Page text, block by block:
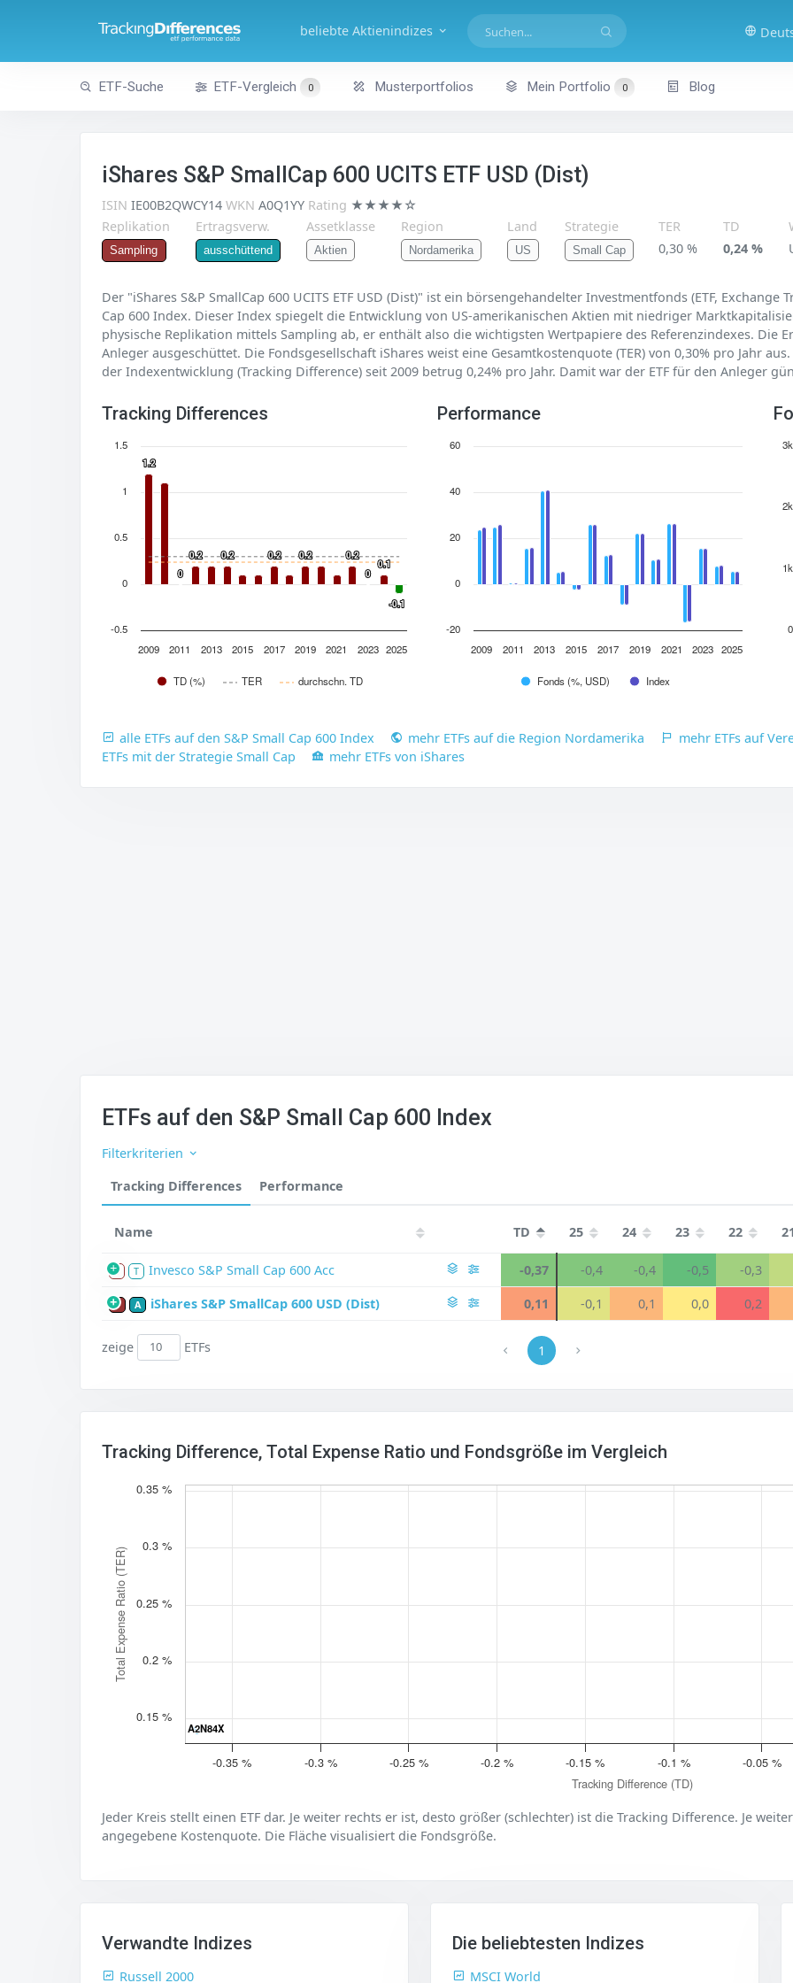
beliebte Aktienindizes
ETF-Suche ETF-Vergleich 0 Musterportfolios Mein Portfolio 0 Blog
iShares S&P SmallCap 600 UCITS ETF USD (Dist)
ISIN IE00B2QWCY14 WKN A0Q1YY Rating ★★★★☆
Replikation
Sampling
Ertragsverw.
ausschüttend
Assetklasse
Aktien
Region
Nordamerika
Land
US
Strategie
Small Cap
TER
0,30 %
TD
0,24 %
Der "iShares S&P SmallCap 600 UCITS ETF USD (Dist)" ist ein börsengehandelter Investmentfonds (ETF, Exchange
Cap 600 Index. Dieser Index spiegelt die Entwicklung von US-amerikanischen Aktien mit niedriger
physische Replikation mittels Sampling ab, er enthält also die wichtigsten Wertpapiere des Referenzindexes. Die
Anleger ausgeschüttet. Die Fondsgesellschaft iShares weist eine Gesamtkostenquote (TER) von 0,30% pro Jahr
der Indexentwicklung (Tracking Difference) seit 2009 betrug 0,24% pro Jahr. Damit war der ETF für den Anleger
Tracking Differences
1.2
1.2
0
0
0.2
0.2 0.2
0.2 0.2
0.2 0.2
0.2 0.2
0.2
0
0
0.1
0.1
-0.1
-0.1
TD (%) TER durchschn. TD
2009 2011 2013 2015 2017 2019 2021 2023 2025
-0.5
0
0.5
1
1.5
Performance
Fonds (%, USD) Index
2009 2011 2013 2015 2017 2019 2021 2023 2025
-20
0
20
40
60
0
1k
2k
3k
alle ETFs auf den S&P Small Cap 600 Index mehr ETFs auf die Region Nordamerika mehr ETFs auf
ETFs mit der Strategie Small Cap
mehr ETFs von iShares
ETFs auf den S&P Small Cap 600 Index
Filterkriterien
Tracking Differences
Performance
Name TD 25 24 23 22 21
S T Invesco S&P Small Cap 600 Acc -0,37 -0,4 -0,4 -0,5 -0,3
P A iShares S&P SmallCap 600 USD (Dist) 0,11 -0,1 0,1 0,0 0,2
1
zeige ETFs
Tracking Difference, Total Expense Ratio und Fondsgröße im Vergleich
Tracking Difference (TD)
Total Expense Ratio (TER)
A2N84X
A2N84X
-0.35 % -0.3 % -0.25 % -0.2 % -0.15 % -0.1 % -0.05 %
0.15 %
0.2 %
0.25 %
0.3 %
0.35 %
Jeder Kreis stellt einen ETF dar. Je weiter rechts er ist, desto größer (schlechter) ist die Tracking Difference. Je
angegebene Kostenquote. Die Fläche visualisiert die Fondsgröße.
Verwandte Indizes
Russell 2000
Die beliebtesten Indizes
MSCI World